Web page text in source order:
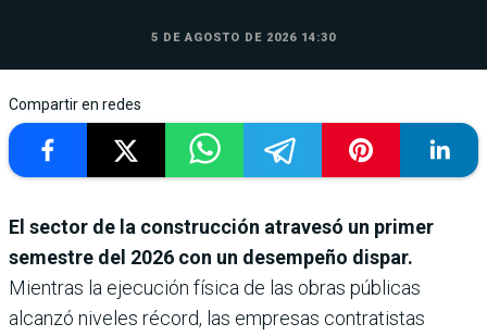
5 DE AGOSTO DE 2026 14:30
Compartir en redes
El sector de la construcción atravesó un primer
semestre del 2026 con un desempeño dispar.
Mientras la ejecución física de las obras públicas
alcanzó niveles récord, las empresas contratistas